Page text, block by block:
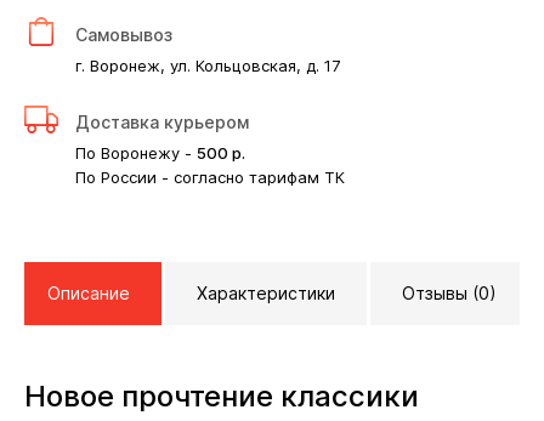
Самовывоз
г. Воронеж, ул. Кольцовская, д. 17
Доставка курьером
По Воронежу - 500 р.
По России - согласно тарифам ТК
Описание Характеристики Отзывы (0)
Новое прочтение классики